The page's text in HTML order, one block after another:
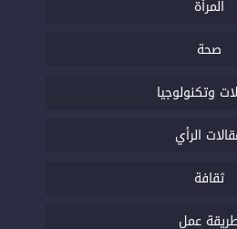
المرأة
صحة
وتكنولوجيا
الرأي
ثقافة
عمل